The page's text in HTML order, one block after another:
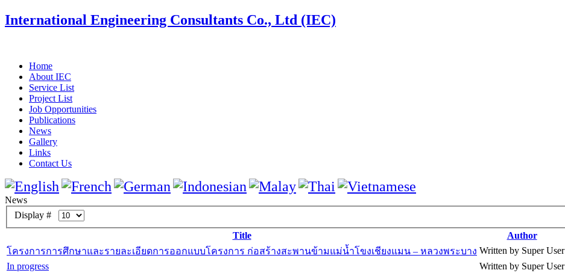
International Engineering Consultants Co., Ltd (IEC)
Home
About IEC
Service List
Project List
Job Opportunities
Publications
News
Gallery
Links
Contact Us
News
Display #
Title
Author
โครงการการศึกษาและรายละเอียดการออกแบบโครงการ ก่อสร้างสะพานข้ามแม่น้ำโขงเชียงแมน – หลวงพระบาง Written by Super User
In progress
Written by Super User